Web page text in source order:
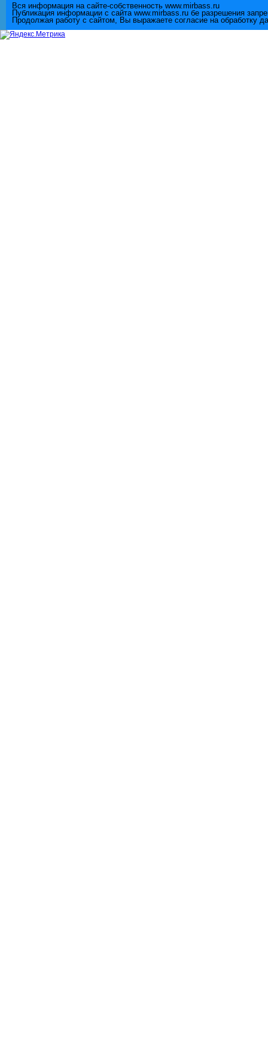
Вся информация на сайте-собственность www.mirbass.ru
Публикация информации с сайта www.mirbass.ru бе разрешения
Продолжая работу с сайтом, Вы выражаете согласие на обработку